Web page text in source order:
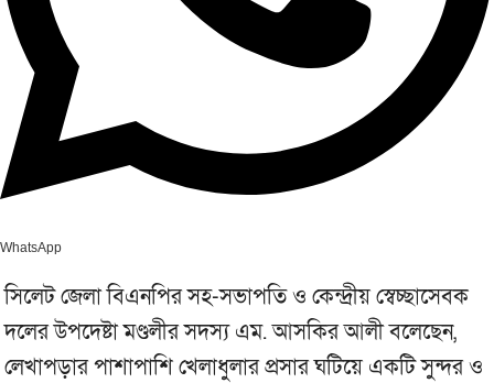
WhatsApp
সিলেট জেলা বিএনপির সহ-সভাপতি ও কেন্দ্রীয় স্বেচ্ছাসেবক
দলের উপদেষ্টা মণ্ডলীর সদস্য এম. আসকির আলী বলেছেন,
লেখাপড়ার পাশাপাশি খেলাধুলার প্রসার ঘটিয়ে একটি সুন্দর ও